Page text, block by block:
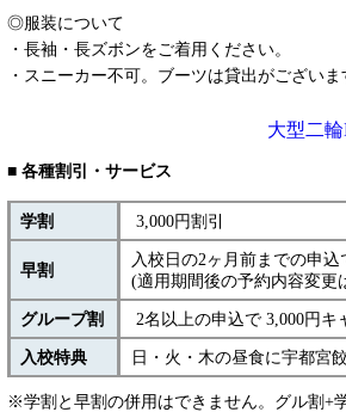
◎服装について
・長袖・長ズボンをご着用ください。
・スニーカー不可。ブーツは貸出がございま
大型二
■ 各種割引・サービス
学割 3,000円割引
早割
入校日の2ヶ月前までの申込
(適用期間後の予約内容変更
グループ割
2名以上の申込で 3,000円キ
入校特典
日・火・木の昼食に宇都宮
※学割と早割の併用はできません。グル割